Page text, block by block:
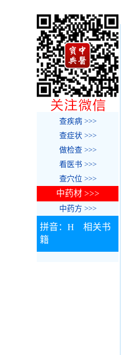
查疾病 >>>
查症状 >>>
做检查 >>>
看医书 >>>
查穴位 >>>
中药材 >>>
中药方 >>>
拼音：H 相关书
籍